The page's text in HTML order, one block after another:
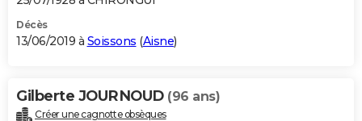
Décès
13/06/2019 à Soissons (Aisne)
Gilberte JOURNOUD (96 ans)
Créer une cagnotte obsèques